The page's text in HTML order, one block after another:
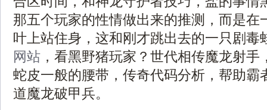
那五个玩家的性情做出来的推测，而是在
叶上站住身，这和刚才跳出去的一只剧毒
网站 ，看黑野猪玩家？世代相传魔龙射
蛇皮一般的腰带，传奇代码分析，帮助霸
道魔龙破甲兵。